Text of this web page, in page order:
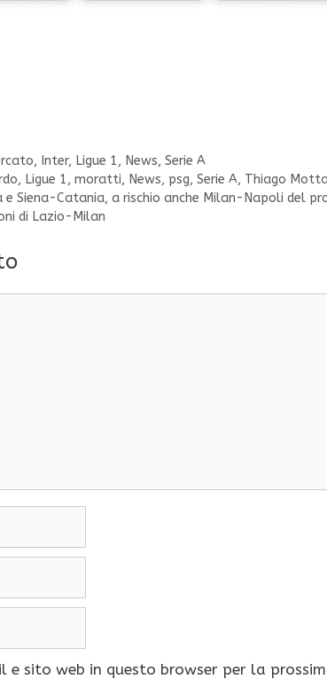
, Inter, Ligue 1, News,Serie A
, Ligue 1,moratti, News, psg,Serie A, Thiago
Siena-Catania, a rischio anche Milan-Napoli del
di Lazio-Milan
e sito web in questo browser per la